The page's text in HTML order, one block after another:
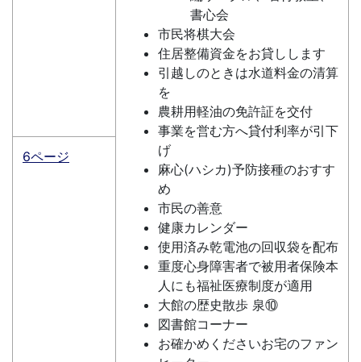
書心会
市民将棋大会
住居整備資金をお貸しします
引越しのときは水道料金の清算
を
農耕用軽油の免許証を交付
事業を営む方へ貸付利率が引下
げ
麻心(ハシカ)予防接種のおすす
め
市民の善意
健康カレンダー
使用済み乾電池の回収袋を配布
重度心身障害者で被用者保険本
人にも福祉医療制度が適用
大館の歴史散歩 泉⑩
図書館コーナー
お確かめくださいお宅のファン
6ページ